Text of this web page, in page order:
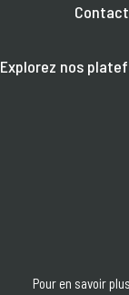
Contact
Explorez nos
Pour en savoir